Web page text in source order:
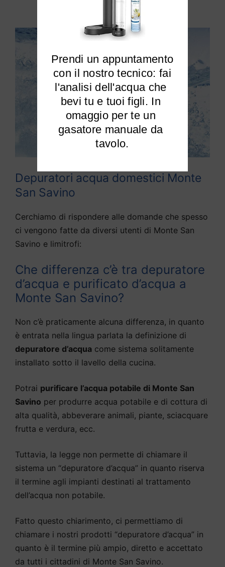
Depuratori acqua domestici Monte
San Savino
Cerchiamo di rispondere alle domande che spesso
ci vengono fatte da diversi utenti di Monte San
Savino e limitrofi:
Che differenza c’è tra depuratore
d’acqua e purificato d’acqua a
Monte San Savino?
Non c’è praticamente alcuna differenza, in quanto
è entrata nella lingua parlata la definizione di
depuratore d’acqua come sistema solitamente
installato sotto il lavello della cucina.
Potrai purificare l’acqua potabile di Monte San
Savino per produrre acqua potabile e di cottura di
alta qualità, abbeverare animali, piante, sciacquare
frutta e verdura, ecc.
Tuttavia, la legge non permette di chiamare il
sistema un “depuratore d’acqua” in quanto riserva
il termine agli impianti destinati al trattamento
dell’acqua non potabile.
Fatto questo chiarimento, ci permettiamo di
chiamare i nostri prodotti “depuratore d’acqua” in
quanto è il termine più ampio, diretto e accettato
da tutti i cittadini di Monte San Savino.
Prendi un appuntamento
l'analisi dell'acqua che
bevi tu e tuoi figli. In
omaggio per te un
gasatore manuale da
tavolo.